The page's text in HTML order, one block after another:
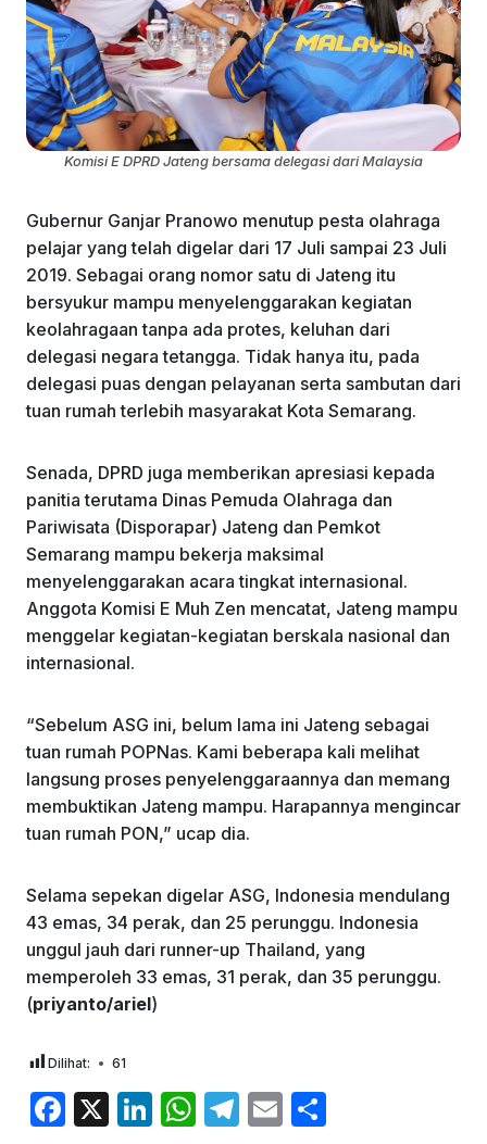
Komisi E DPRD Jateng bersama delegasi dari Malaysia
Gubernur Ganjar Pranowo menutup pesta olahraga
pelajar yang telah digelar dari 17 Juli sampai 23 Juli
2019. Sebagai orang nomor satu di Jateng itu
bersyukur mampu menyelenggarakan kegiatan
keolahragaan tanpa ada protes, keluhan dari
delegasi negara tetangga. Tidak hanya itu, pada
delegasi puas dengan pelayanan serta sambutan dari
tuan rumah terlebih masyarakat Kota Semarang.
Senada, DPRD juga memberikan apresiasi kepada
panitia terutama Dinas Pemuda Olahraga dan
Pariwisata (Disporapar) Jateng dan Pemkot
Semarang mampu bekerja maksimal
menyelenggarakan acara tingkat internasional.
Anggota Komisi E Muh Zen mencatat, Jateng mampu
menggelar kegiatan-kegiatan berskala nasional dan
internasional.
“Sebelum ASG ini, belum lama ini Jateng sebagai
tuan rumah POPNas. Kami beberapa kali melihat
langsung proses penyelenggaraannya dan memang
membuktikan Jateng mampu. Harapannya mengincar
tuan rumah PON,” ucap dia.
Selama sepekan digelar ASG, Indonesia mendulang
43 emas, 34 perak, dan 25 perunggu. Indonesia
unggul jauh dari runner-up Thailand, yang
memperoleh 33 emas, 31 perak, dan 35 perunggu.
(priyanto/ariel)
Dilihat: 61
F
X
Li W T
E